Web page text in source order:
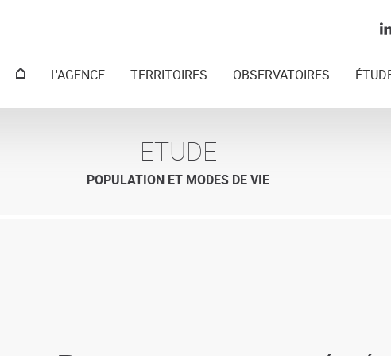
MenuL'AGENCE TERRITOIRES OBSERVATOIRES
ETUDE
POPULATION ET MODES DE VIE